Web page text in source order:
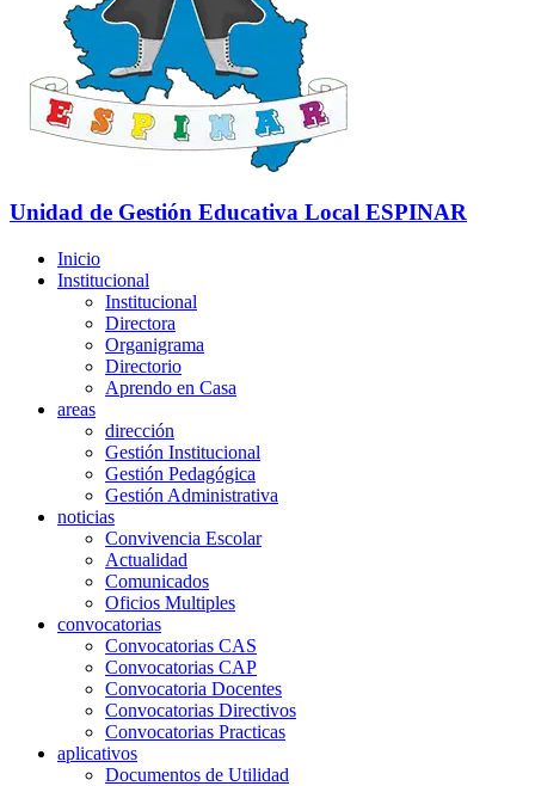
Unidad de Gestión Educativa Local ESPINAR
Inicio
Institucional
Institucional
Directora
Organigrama
Directorio
Aprendo en Casa
areas
dirección
Gestión Institucional
Gestión Pedagógica
Gestión Administrativa
noticias
Convivencia Escolar
Actualidad
Comunicados
Oficios Multiples
convocatorias
Convocatorias CAS
Convocatorias CAP
Convocatoria Docentes
Convocatorias Directivos
Convocatorias Practicas
aplicativos
Documentos de Utilidad